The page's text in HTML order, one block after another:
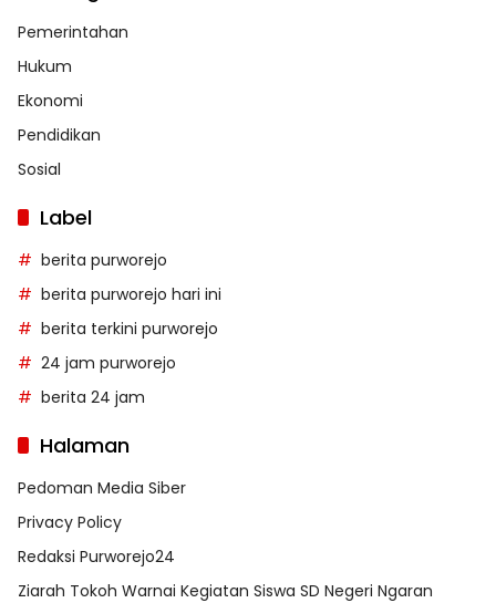
Pemerintahan
Hukum
Ekonomi
Pendidikan
Sosial
Label
berita purworejo
berita purworejo hari ini
berita terkini purworejo
24 jam purworejo
berita 24 jam
Halaman
Pedoman Media Siber
Privacy Policy
Redaksi Purworejo24
Ziarah Tokoh Warnai Kegiatan Siswa SD Negeri Ngaran